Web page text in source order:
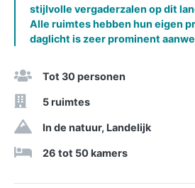
stijlvolle vergaderzalen op dit
Alle ruimtes hebben hun eigen
daglicht is zeer prominent
Tot 30 personen
5 ruimtes
In de natuur, Landelijk
26 tot 50 kamers